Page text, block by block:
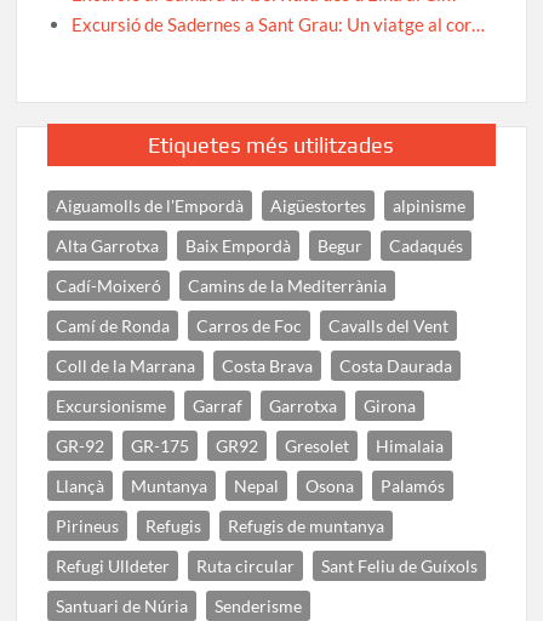
Excursió de Sadernes a Sant Grau: Un viatge al cor…
Etiquetes més utilitzades
Aiguamolls de l'Empordà Aigüestortes
alpinisme
Alta Garrotxa
Baix Empordà Begur
Cadaqués
Cadí-Moixeró
Camins de la Mediterrània
Camí de Ronda
Carros de Foc
Cavalls del Vent
Coll de la Marrana
Costa Brava
Costa Daurada
Excursionisme
Garraf Garrotxa
Girona
GR-92
GR-175 GR92 Gresolet
Himalaia
Llançà
Muntanya Nepal Osona
Palamós
Pirineus
Refugis
Refugis de muntanya
Refugi Ulldeter
Ruta circular
Sant Feliu de Guíxols
Santuari de Núria
Senderisme